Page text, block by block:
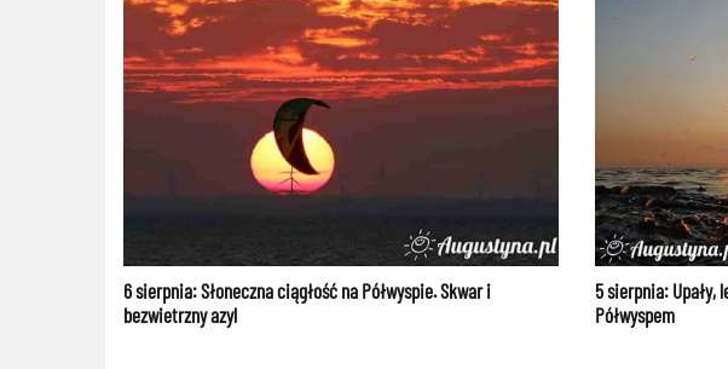
6 sierpnia: Słoneczna ciągłość na Półwyspie. Skwar i
bezwietrzny azyl
5 sierpnia: Upały,
Półwyspem